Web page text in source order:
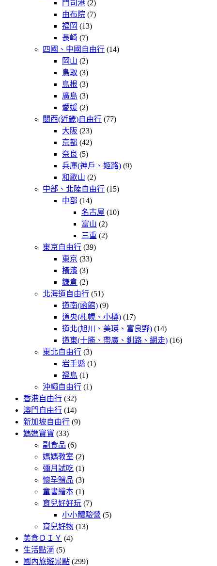
門司港 (2)
由布院 (7)
福岡 (13)
長崎 (7)
四國、中國自由行 (14)
岡山 (2)
鳥取 (3)
島根 (3)
廣島 (3)
愛媛 (2)
關西(近畿)自由行 (77)
大阪 (23)
京都 (42)
奈良 (5)
兵庫(神戶、姬路) (9)
和歌山 (2)
中部、北陸自由行 (15)
中部 (14)
名古屋 (10)
富山 (2)
三重 (2)
東京自由行 (39)
東京 (33)
橫濱 (3)
鎌倉 (2)
北海道自由行 (51)
道南(函館) (9)
道央(札幌、小樽) (17)
道北(旭川、美瑛、富良野) (14)
道東(十勝、帶廣、釧路、網走) (16)
東北自由行 (3)
岩手縣 (1)
福島 (1)
沖繩自由行 (1)
香港自由行 (32)
澳門自由行 (14)
新加坡自由行 (9)
媽媽寶寶 (33)
副食品 (6)
媽媽教室 (2)
彌月試吃 (1)
懷孕贈品 (3)
童書繪本 (1)
育兒好好玩 (7)
小小體驗營 (5)
育兒好物 (13)
美食ＤＩＹ (4)
生活點滴 (5)
國內旅遊景點 (299)